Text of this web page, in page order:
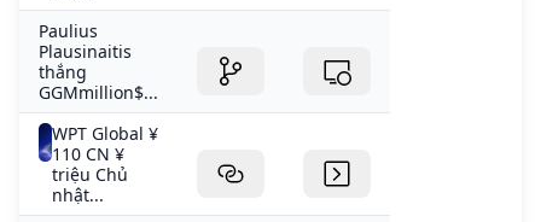
Paulius
Plausinaitis
thắng
GGMmillion$...
WPT Global ¥
110 CN ¥
triệu Chủ
nhật...